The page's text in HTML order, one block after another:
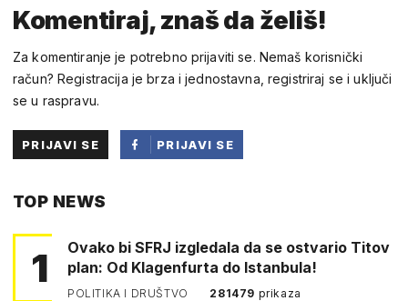
Komentiraj, znaš da želiš!
Za komentiranje je potrebno prijaviti se. Nemaš korisnički
račun? Registracija je brza i jednostavna, registriraj se i uključi
se u raspravu.
PRIJAVI SE
PRIJAVI SE
TOP NEWS
1
Ovako bi SFRJ izgledala da se ostvario Titov
plan: Od Klagenfurta do Istanbula!
POLITIKA I DRUŠTVO 281479 prikaza